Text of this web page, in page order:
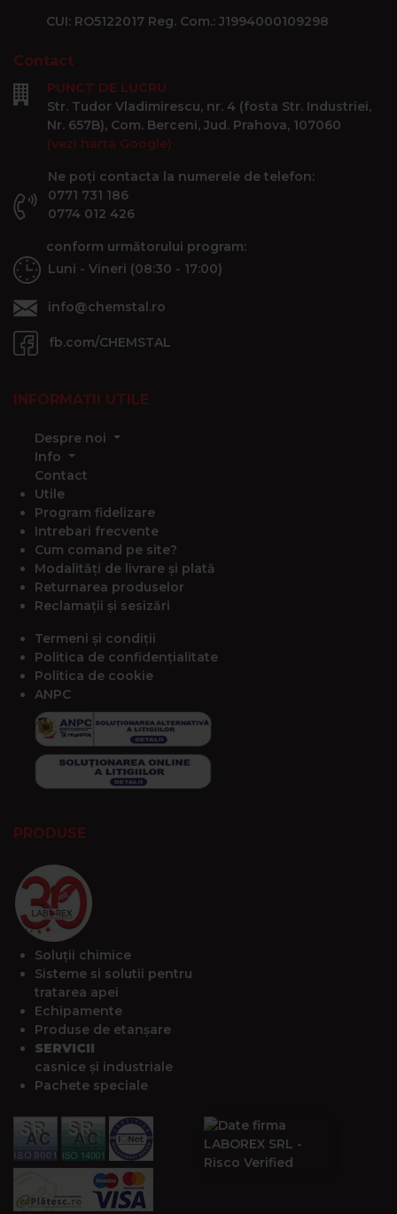
CUI: RO5122017 Reg. Com.: J1994000109298
Contact
PUNCT DE LUCRU
Str. Tudor Vladimirescu, nr. 4 (fosta Str. Industriei,
Nr. 657B), Com. Berceni, Jud. Prahova, 107060
(vezi harta Google)
Ne poți contacta la numerele de telefon:
0771 731 186
0774 012 426
conform următorului program:
Luni - Vineri (08:30 - 17:00)
info@chemstal.ro
fb.com/CHEMSTAL
INFORMAȚII UTILE
Despre noi
Info
Contact
Utile
Program fidelizare
Intrebari frecvente
Cum comand pe site?
Modalități de livrare și plată
Returnarea produselor
Reclamații și sesizări
Termeni și condiții
Politica de confidențialitate
Politica de cookie
ANPC
PRODUSE
Soluții chimice
Sisteme si solutii pentru
tratarea apei
Echipamente
Produse de etanșare
SERVICII
casnice și industriale
Pachete speciale